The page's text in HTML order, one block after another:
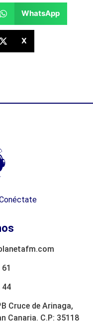
WhatsApp
X
44
Cruce de Arinaga,
Canaria. C.P: 35118